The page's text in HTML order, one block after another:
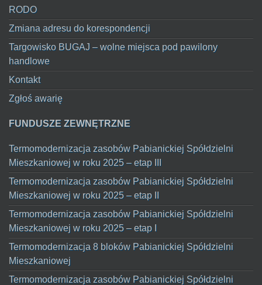
RODO
Zmiana adresu do korespondencji
Targowisko BUGAJ – wolne miejsca pod pawilony
handlowe
Kontakt
Zgłoś awarię
FUNDUSZE ZEWNĘTRZNE
Termomodernizacja zasobów Pabianickiej Spółdzielni
Mieszkaniowej w roku 2025 – etap III
Termomodernizacja zasobów Pabianickiej Spółdzielni
Mieszkaniowej w roku 2025 – etap II
Termomodernizacja zasobów Pabianickiej Spółdzielni
Mieszkaniowej w roku 2025 – etap I
Termomodernizacja 8 bloków Pabianickiej Spółdzielni
Mieszkaniowej
Termomodernizacja zasobów Pabianickiej Spółdzielni